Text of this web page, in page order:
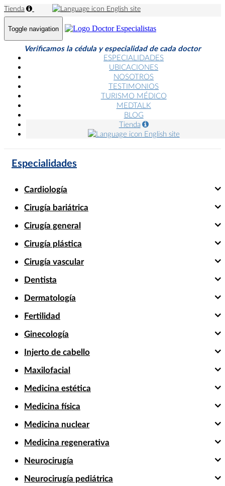
Tienda English site
Toggle navigation
Verificamos la cédula y especialidad de cada doctor
ESPECIALIDADES
UBICACIONES
NOSOTROS
TESTIMONIOS
TURISMO MÉDICO
MEDTALK
BLOG
Tienda
English site
Especialidades
Cardiología
Cirugía bariátrica
Cirugía general
Cirugía plástica
Cirugía vascular
Dentista
Dermatología
Fertilidad
Ginecología
Injerto de cabello
Maxilofacial
Medicina estética
Medicina física
Medicina nuclear
Medicina regenerativa
Neurocirugía
Neurocirugía pediátrica